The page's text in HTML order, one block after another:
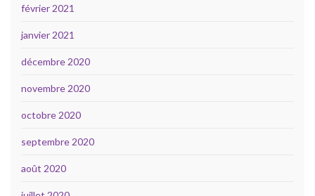
février 2021
janvier 2021
décembre 2020
novembre 2020
octobre 2020
septembre 2020
août 2020